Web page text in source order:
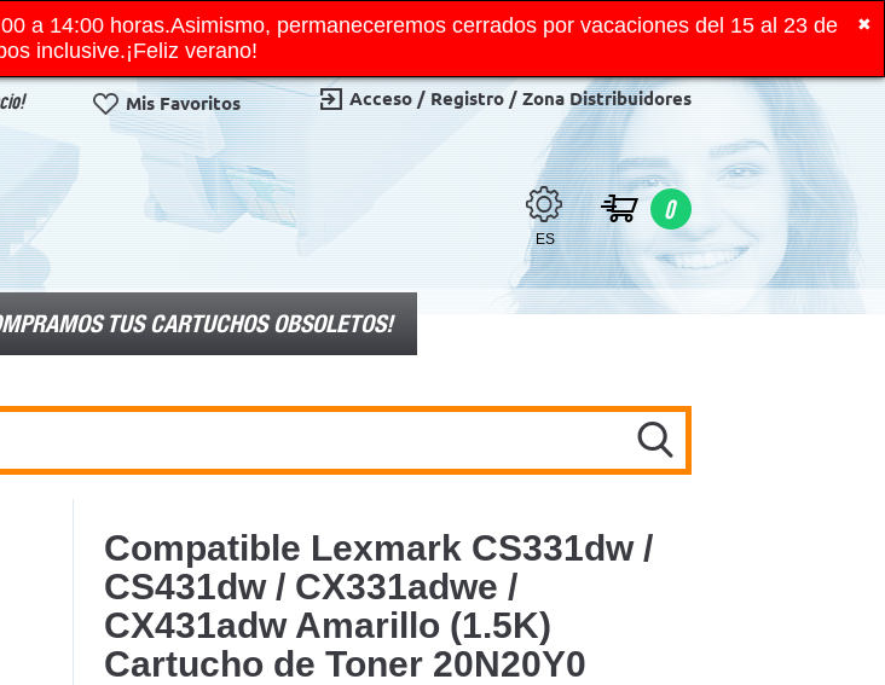
✖
a 14:00 horas.Asimismo, permaneceremos cerrados por vacaciones del 15 al 23 de
inclusive.¡Feliz verano!
Mis Favoritos Acceso / Registro / Zona Distribuidores
ES
0
TUS CARTUCHOS OBSOLETOS!
Compatible Lexmark CS331dw /
CS431dw / CX331adwe /
CX431adw Amarillo (1.5K)
Cartucho de Toner 20N20Y0